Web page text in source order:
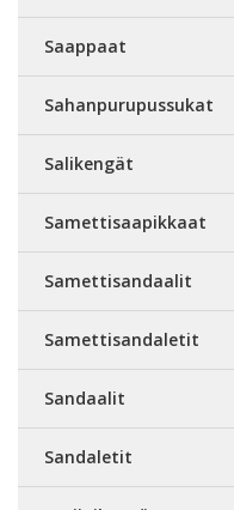
Saappaat
Sahanpurupussukat
Salikengät
Samettisaapikkaat
Samettisandaalit
Samettisandaletit
Sandaalit
Sandaletit